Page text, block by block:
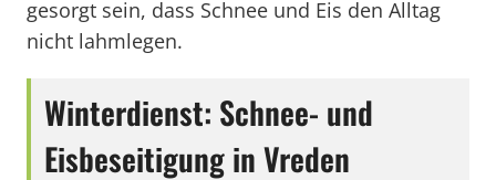
gesorgt sein, dass Schnee und Eis den Alltag
nicht lahmlegen.
Winterdienst: Schnee- und
Eisbeseitigung in Vreden